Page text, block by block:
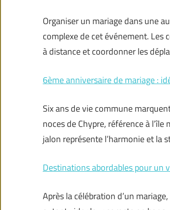
Organiser un mariage dans une
complexe de cet événement.
à distance et coordonner les
6ème anniversaire de mariage :
Six ans de vie commune
noces de Chypre, référence à
jalon représente l’harmonie et la
Destinations abordables pour un
Après la célébration d’un